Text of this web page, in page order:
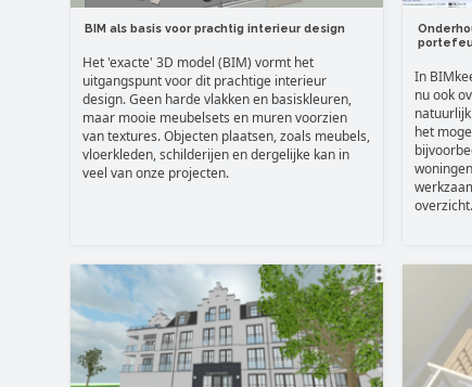
BIM als basis voor prachtig interieur design
Het 'exacte' 3D model (BIM) vormt het
uitgangspunt voor dit prachtige interieur
design. Geen harde vlakken en basiskleuren,
maar mooie meubelsets en muren voorzien
van textures. Objecten plaatsen, zoals meubels,
vloerkleden, schilderijen en dergelijke kan in
veel van onze projecten.
In
nu ook
het
overzicht.